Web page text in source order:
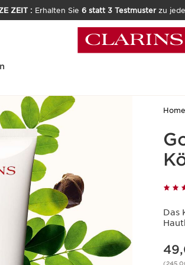
ZEIT : Erhalten Sie 6 statt 3 Testmusterzu
Home
Das